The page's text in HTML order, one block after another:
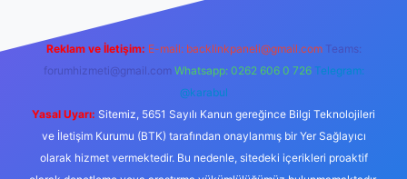
Reklam ve İletişim: E-mail: backlinkpaneli@gmail.com Teams:
forumhizmeti@gmail.com Whatsapp: 0262 606 0 726 Telegram:
@karabul
Yasal Uyarı: Sitemiz, 5651 Sayılı Kanun gereğince Bilgi Teknolojileri
ve İletişim Kurumu (BTK) tarafından onaylanmış bir Yer Sağlayıcı
olarak hizmet vermektedir. Bu nedenle, sitedeki içerikleri proaktif